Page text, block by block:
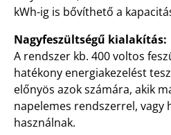
kWh-ig is bővíthető a
Nagyfeszültségű kialakítás:
A rendszer kb. 400 voltos
hatékony energiakezelést
előnyös azok számára, akik
napelemes rendszerrel,
használnak.